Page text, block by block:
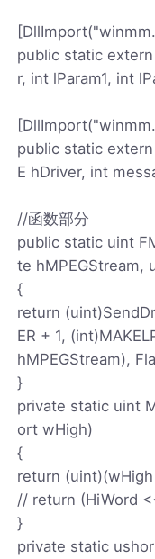
public static
r, int lParam1, int
public static
E hDriver, int
//函数部分
public static uint
te hMPEGStream,
{
return
ER + 1,
hMPEGStream),
}
private static uint
ort wHigh)
{
return
// return (HiWord
}
private static